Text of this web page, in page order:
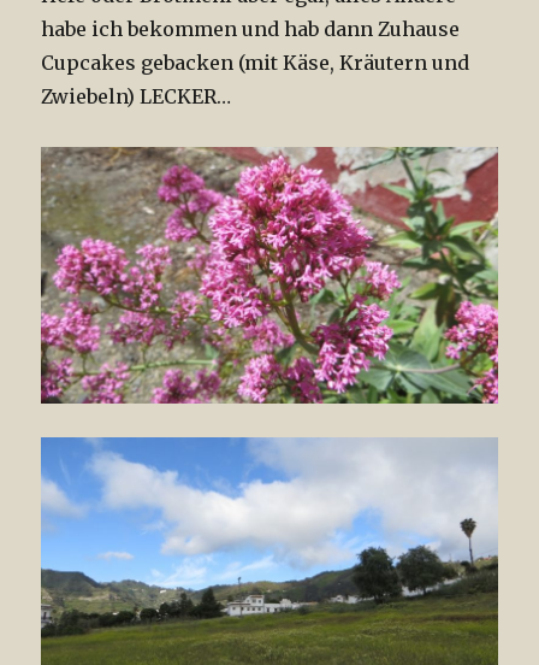
habe ich bekommen und hab dann Zuhause
Cupcakes gebacken (mit Käse, Kräutern und
Zwiebeln) LECKER…